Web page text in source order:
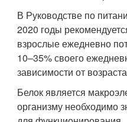
В Руководстве по
2020 годы
взрослые ежедневно
10–35% своего
зависимости от
Белок является
организму необходимо